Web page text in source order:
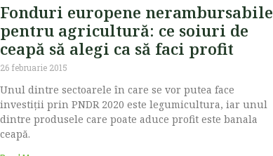
Fonduri europene nerambursabile
pentru agricultură: ce soiuri de
ceapă să alegi ca să faci profit
26 februarie 2015
Unul dintre sectoarele în care se vor putea face
investiții prin PNDR 2020 este legumicultura, iar unul
dintre produsele care poate aduce profit este banala
ceapă.